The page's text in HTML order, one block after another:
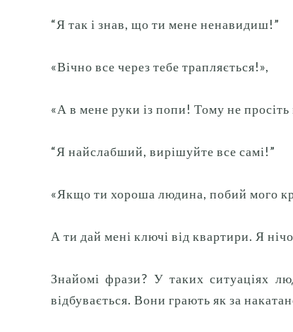
“Я так і знав, що ти мене ненавидиш!”
«Вічно все через тебе трапляється!»,
«А в мене руки із попи! Тому не
“Я найслабший, вирішуйте все самі!”
«Якщо ти хороша людина, побий мого
А ти дай мені ключі від квартири. Я
Знайомі фрази? У таких ситуаціях
відбувається. Вони грають як за